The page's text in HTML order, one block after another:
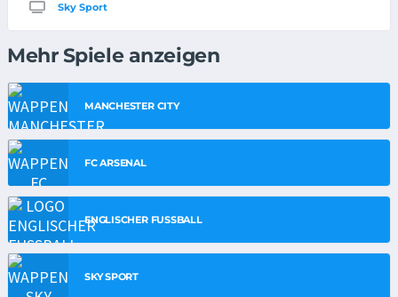
Sky Sport
Mehr Spiele anzeigen
MANCHESTER CITY
FC ARSENAL
ENGLISCHER FUSSBALL
SKY SPORT